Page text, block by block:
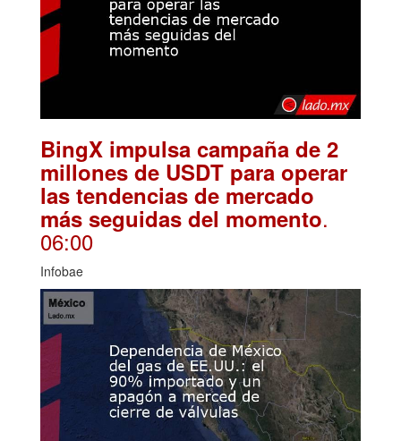
BingX impulsa campaña de 2
millones de USDT para operar
las tendencias de mercado
más seguidas del momento.
06:00
Infobae